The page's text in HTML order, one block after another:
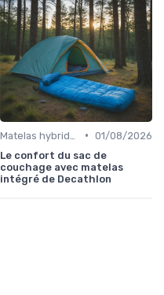
• 01/08/2026
Le confort du sac de
couchage avec matelas
intégré de Decathlon